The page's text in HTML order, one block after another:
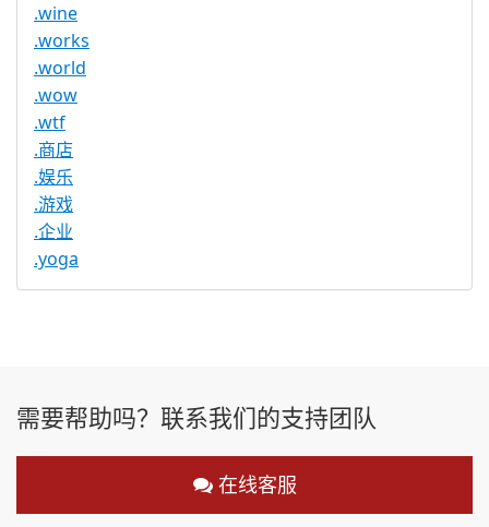
.wine
.works
.world
.wow
.wtf
.商店
.娱乐
.游戏
.企业
.yoga
需要帮助吗？联系我们的支持团队
在线客服